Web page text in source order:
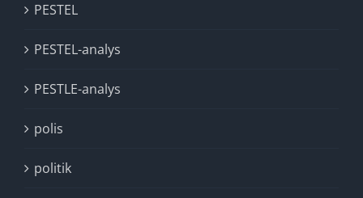
PESTEL
PESTEL-analys
PESTLE-analys
polis
politik